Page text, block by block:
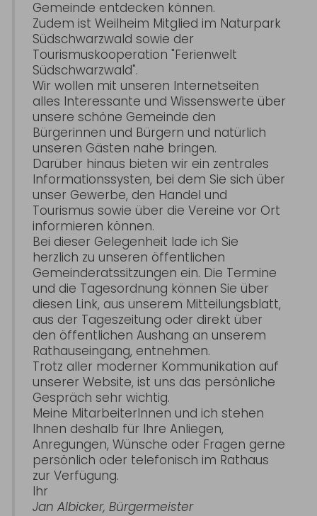
Gemeinde entdecken können.
Zudem ist Weilheim Mitglied im Naturpark
Südschwarzwald sowie der
Tourismuskooperation "Ferienwelt
Südschwarzwald".
Wir wollen mit unseren Internetseiten
alles Interessante und Wissenswerte über
unsere schöne Gemeinde den
Bürgerinnen und Bürgern und natürlich
unseren Gästen nahe bringen.
Darüber hinaus bieten wir ein zentrales
Informationssysten, bei dem Sie sich über
unser Gewerbe, den Handel und
Tourismus sowie über die Vereine vor Ort
informieren können.
Bei dieser Gelegenheit lade ich Sie
herzlich zu unseren öffentlichen
Gemeinderatssitzungen ein. Die Termine
und die Tagesordnung können Sie über
diesen Link, aus unserem Mitteilungsblatt,
aus der Tageszeitung oder direkt über
den öffentlichen Aushang an unserem
Rathauseingang, entnehmen.
Trotz aller moderner Kommunikation auf
unserer Website, ist uns das persönliche
Gespräch sehr wichtig.
Meine MitarbeiterInnen und ich stehen
Ihnen deshalb für Ihre Anliegen,
Anregungen, Wünsche oder Fragen gerne
persönlich oder telefonisch im Rathaus
zur Verfügung.
Ihr
Jan Albicker, Bürgermeister